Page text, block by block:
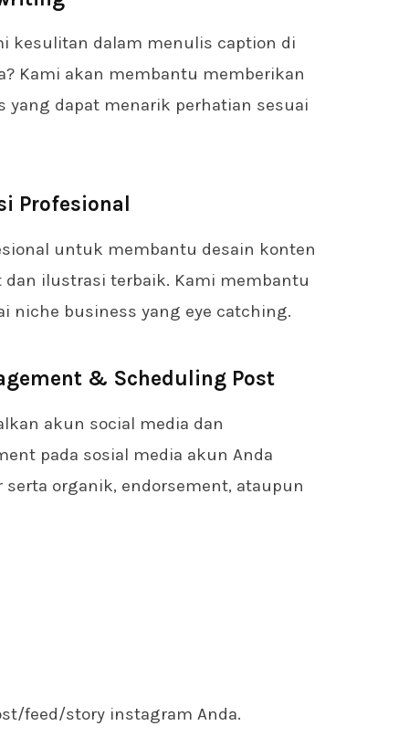
kesulitan dalam menulis caption di
Kami akan membantu memberikan
yang dapat menarik perhatian sesuai
Profesional
untuk membantu desain konten
ilustrasi terbaik. Kami membantu
niche business yang eye catching.
& Scheduling Post
akun social media dan
pada sosial media akun Anda
serta organik, endorsement, ataupun
feed/story instagram Anda.